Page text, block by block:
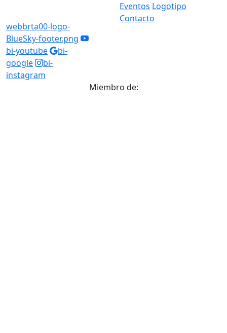
webbrta00-logo-
BlueSky-footer.png
bi-youtube
bi-
google
bi-
instagram
Eventos Logotipo
Contacto
Miembro de: